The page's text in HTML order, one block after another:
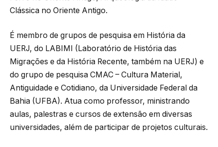
Clássica no Oriente Antigo.
É membro de grupos de pesquisa em História da
UERJ, do LABIMI (Laboratório de História das
Migrações e da História Recente, também na UERJ) e
do grupo de pesquisa CMAC – Cultura Material,
Antiguidade e Cotidiano, da Universidade Federal da
Bahia (UFBA). Atua como professor, ministrando
aulas, palestras e cursos de extensão em diversas
universidades, além de participar de projetos culturais.